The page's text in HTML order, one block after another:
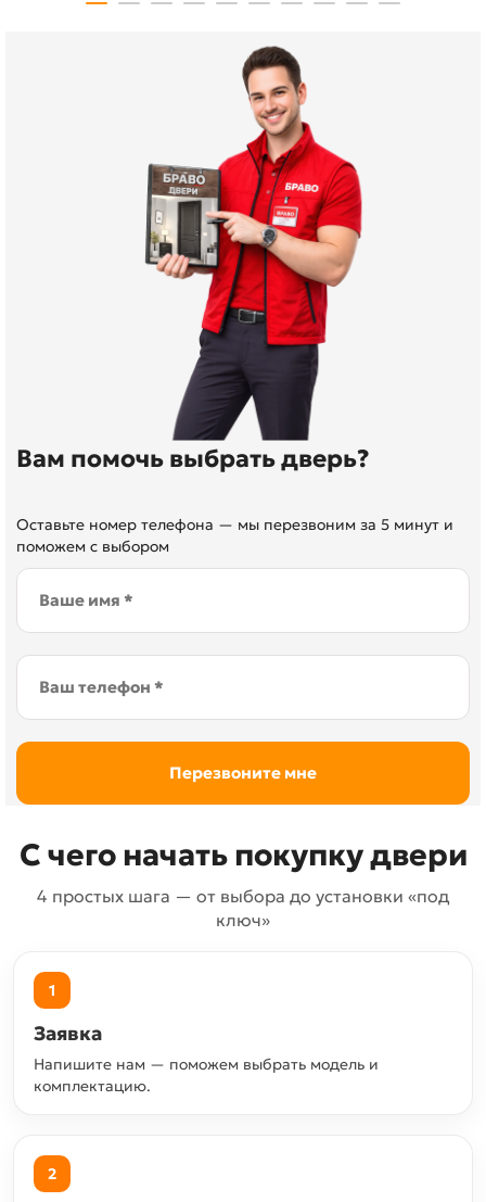
Вам помочь выбрать дверь?
Оставьте номер телефона — мы перезвоним за 5 минут и
поможем с выбором
С чего начать покупку двери
4 простых шага — от выбора до установки «под
ключ»
1
Заявка
Напишите нам — поможем выбрать модель и
комплектацию.
2